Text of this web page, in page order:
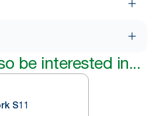
be interested in...
S11